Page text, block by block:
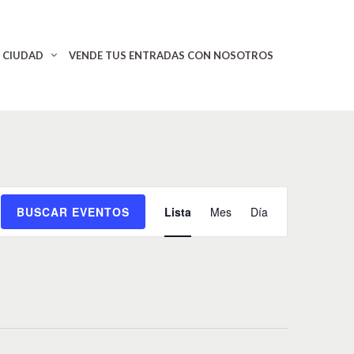
CIUDAD VENDE TUS ENTRADAS CON NOSOTROS
BUSCAR EVENTOS
a
v
Lista Mes Día